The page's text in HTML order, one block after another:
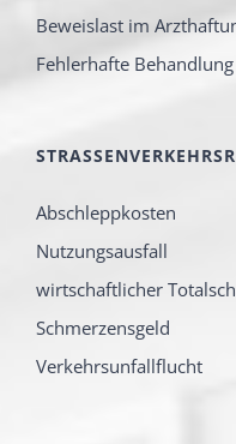
Beweislast im
Fehlerhafte Behandlung
Abschleppkosten
Nutzungsausfall
wirtschaftlicher
Schmerzensgeld
Verkehrsunfallflucht